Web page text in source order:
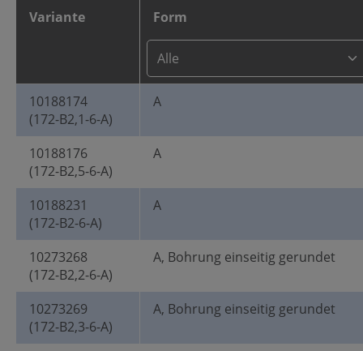
Variante Form
10188174
(172-B2,1-6-A)
A
10188176
(172-B2,5-6-A)
A
10188231
(172-B2-6-A)
A
10273268
(172-B2,2-6-A)
A, Bohrung einseitig gerundet
10273269
(172-B2,3-6-A)
A, Bohrung einseitig gerundet